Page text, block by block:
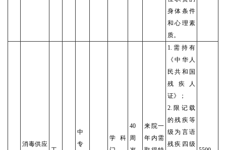
身体条件
和心理素
质。
消毒供应
中
专
学科
40
周
来院一
年内需
1.需持有
《中华人
民共和国
残疾人
证》；
2.限记载
的残疾等
级为言语
残疾四级